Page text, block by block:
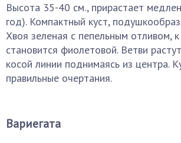
Высота 35-40 см., прирастает
год). Компактный куст,
Хвоя зеленая с пепельным отливом,
становится фиолетовой. Ветви
косой линии поднимаясь из центра.
правильные очертания.
Вариегата